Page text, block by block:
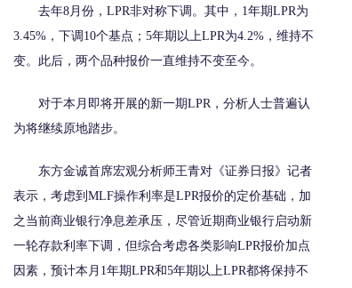
去年8月份，LPR非对称下调。其中，1年期LPR为
3.45%，下调10个基点；5年期以上LPR为4.2%，维持不
变。此后，两个品种报价一直维持不变至今。
对于本月即将开展的新一期LPR，分析人士普遍认
为将继续原地踏步。
东方金诚首席宏观分析师王青对《证券日报》记者
表示，考虑到MLF操作利率是LPR报价的定价基础，加
之当前商业银行净息差承压，尽管近期商业银行启动新
一轮存款利率下调，但综合考虑各类影响LPR报价加点
因素，预计本月1年期LPR和5年期以上LPR都将保持不